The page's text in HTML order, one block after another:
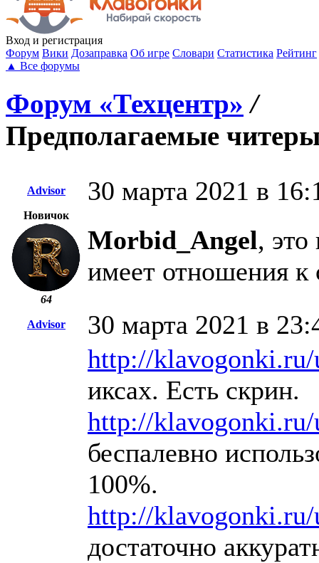
Вход и регистрация
Форум Вики Дозаправка Об игре Словари Статистика Рейтинг
▲ Все форумы
Форум «Техцентр» /
Предполагаемые
Advisor 30 марта 2021 в
Новичок
64
Morbid_Angel,
имеет отношения к
Advisor 30 марта 2021 в
http://klavogonki.ru/
иксах. Есть скрин.
http://klavogonki.ru/
беспалевно
100%.
http://klavogonki.ru/
достаточно